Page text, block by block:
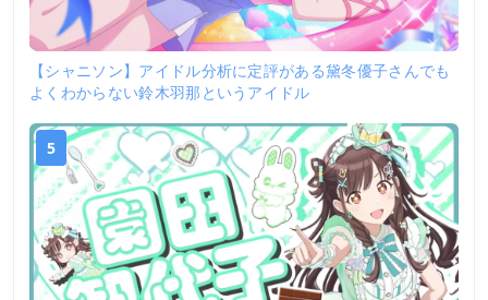
【シャニソン】アイドル分析に定評がある黛冬優子さんでも
よくわからない鈴木羽那というアイドル
5